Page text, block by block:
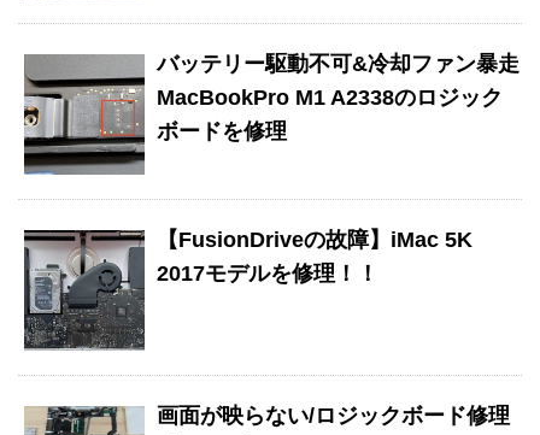
バッテリー駆動不可&冷却ファン暴走
MacBookPro M1 A2338のロジック
ボードを修理
【FusionDriveの故障】iMac 5K
2017モデルを修理！！
画面が映らない/ロジックボード修理